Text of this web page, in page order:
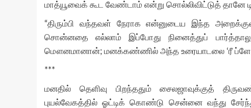
மாத்யூவைக் கூட வேண்டாம் என்று சொல்லிவிட்டுத் தானே
“திரும்பி வந்தவள் நேராக என்னுடைய இந்த
சொன்னதை எல்லாம் இப்போது நினைத்துப்
மௌனமானான்; மனக்கண்ணில் அந்த உரையாடலை ‘ரீ ப்ளே”
***
மனதில் தெளிவு பிறந்ததும் சைலஜாவுக்குத்
புயல்வேகத்தில் ஓட்டிக் கொண்டு சென்னை வந்து